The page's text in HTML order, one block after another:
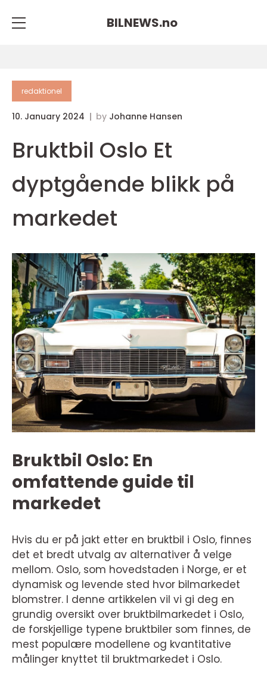
BILNEWS.no
redaktionel
10. January 2024 by Johanne Hansen
Bruktbil Oslo Et
dyptgående blikk på
markedet
Bruktbil Oslo: En
omfattende guide til
markedet
Hvis du er på jakt etter en bruktbil i Oslo, finnes
det et bredt utvalg av alternativer å velge
mellom. Oslo, som hovedstaden i Norge, er et
dynamisk og levende sted hvor bilmarkedet
blomstrer. I denne artikkelen vil vi gi deg en
grundig oversikt over bruktbilmarkedet i Oslo,
de forskjellige typene bruktbiler som finnes, de
mest populære modellene og kvantitative
målinger knyttet til bruktmarkedet i Oslo.